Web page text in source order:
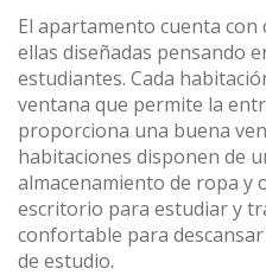
El apartamento cuenta con
ellas diseñadas pensando
estudiantes. Cada
ventana que permite la
proporciona una buena
habitaciones disponen de
almacenamiento de ropa y
escritorio para estudiar y
confortable para
de estudio.